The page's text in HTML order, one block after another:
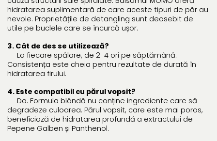
hidratarea suplimentară de care aceste tipuri de păr au
nevoie. Proprietățile de detangling sunt deosebit de
utile pe buclele care se încurcă ușor.
3. Cât de des se utilizează?
La fiecare spălare, de 2-4 ori pe săptămână.
Consistența este cheia pentru rezultate de durată în
hidratarea firului.
4. Este compatibil cu părul vopsit?
Da. Formula blândă nu conține ingrediente care să
degradeze culoarea. Părul vopsit, care este mai poros,
beneficiază de hidratarea profundă a extractului de
Pepene Galben și Panthenol.